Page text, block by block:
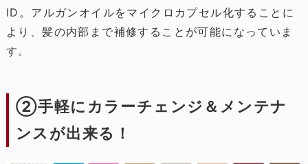
ID。アルガンオイルをマイクロカプセル化することに
より、髪の内部まで補修することが可能になっていま
す。
②手軽にカラーチェンジ＆メンテナ
ンスが出来る！